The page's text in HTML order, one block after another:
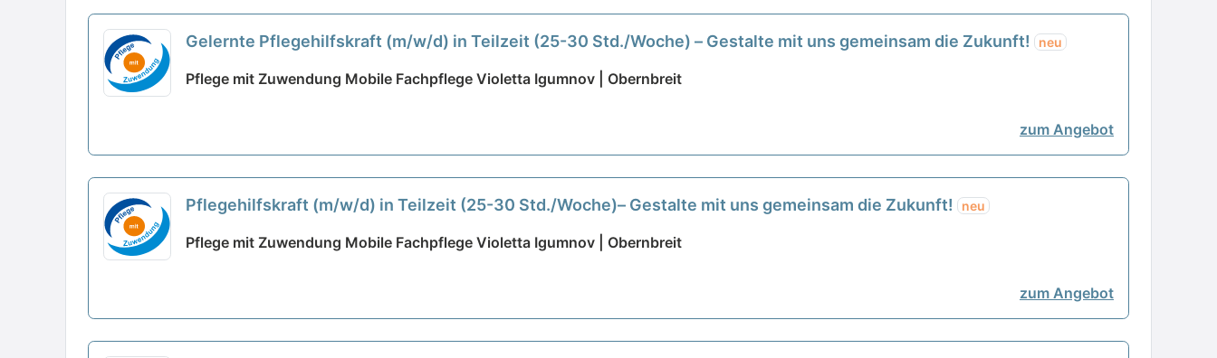
Gelernte Pflegehilfskraft (m/w/d) in Teilzeit (25-30 Std./Woche) – Gestalte mit uns gemeinsam die Zukunft! neu
Pflege mit Zuwendung Mobile Fachpflege Violetta Igumnov | Obernbreit
zum Angebot
Pflegehilfskraft (m/w/d) in Teilzeit (25-30 Std./Woche)– Gestalte mit uns gemeinsam die Zukunft! neu
Pflege mit Zuwendung Mobile Fachpflege Violetta Igumnov | Obernbreit
zum Angebot